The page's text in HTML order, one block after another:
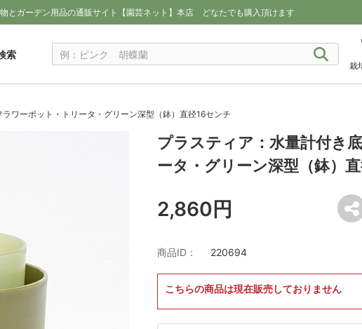
とガーデン用品の通販サイト【園芸ネット】本店 どなたでも購入頂けます
索
栽
ワーポット・トリータ・グリーン深型（鉢）直径16センチ
プラスティア：水量計付き
ータ・グリーン深型（鉢）
2,860円
商品ID： 220694
こちらの商品は現在販売しておりません